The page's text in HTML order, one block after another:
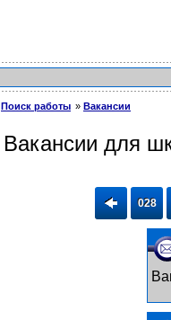
Поиск работы Вакансии
Вакансии для
028